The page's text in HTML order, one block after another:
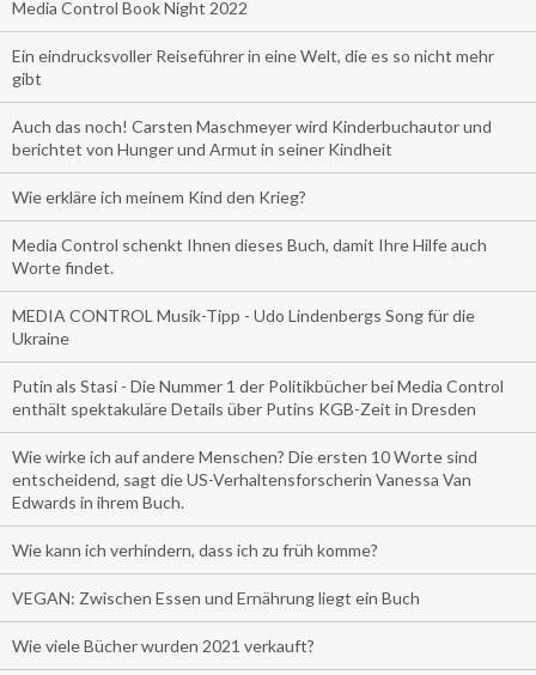
Media Control Book Night 2022
Ein eindrucksvoller Reiseführer in eine Welt, die es so nicht mehr
gibt
Auch das noch! Carsten Maschmeyer wird Kinderbuchautor und
berichtet von Hunger und Armut in seiner Kindheit
Wie erkläre ich meinem Kind den Krieg?
Media Control schenkt Ihnen dieses Buch, damit Ihre Hilfe auch
Worte findet.
MEDIA CONTROL Musik-Tipp - Udo Lindenbergs Song für die
Ukraine
Putin als Stasi - Die Nummer 1 der Politikbücher bei Media Control
enthält spektakuläre Details über Putins KGB-Zeit in Dresden
Wie wirke ich auf andere Menschen? Die ersten 10 Worte sind
entscheidend, sagt die US-Verhaltensforscherin Vanessa Van
Edwards in ihrem Buch.
Wie kann ich verhindern, dass ich zu früh komme?
VEGAN: Zwischen Essen und Ernährung liegt ein Buch
Wie viele Bücher wurden 2021 verkauft?